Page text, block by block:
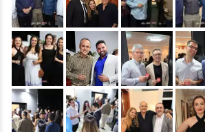
&nbsp; &nbsp; &nbsp;
&nbsp; &nbsp; &nbsp;